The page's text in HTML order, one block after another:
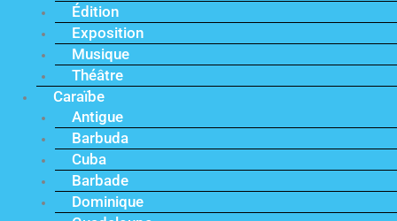
Édition
Exposition
Musique
Théâtre
Caraïbe
Antigue
Barbuda
Cuba
Barbade
Dominique